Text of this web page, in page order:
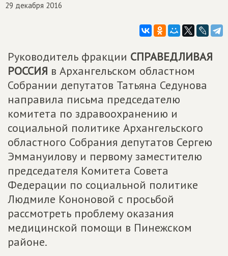
29 декабря 2016
Руководитель фракции СПРАВЕДЛИВАЯ
РОССИЯ в Архангельском областном
Собрании депутатов Татьяна Седунова
направила письма председателю
комитета по здравоохранению и
социальной политике Архангельского
областного Собрания депутатов Сергею
Эммануилову и первому заместителю
председателя Комитета Совета
Федерации по социальной политике
Людмиле Кононовой с просьбой
рассмотреть проблему оказания
медицинской помощи в Пинежском
районе.